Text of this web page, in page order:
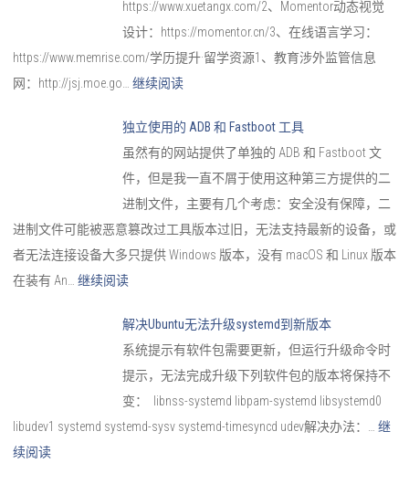
https://www.xuetangx.com/2、Momentor动态视觉
设计：https://momentor.cn/3、在线语言学习：
https://www.memrise.com/学历提升·留学资源1、教育涉外监管信息
网：http://jsj.moe.go… 继续阅读
独立使用的 ADB 和 Fastboot 工具
虽然有的网站提供了单独的 ADB 和 Fastboot 文
件，但是我一直不屑于使用这种第三方提供的二
进制文件，主要有几个考虑：安全没有保障，二
进制文件可能被恶意篡改过工具版本过旧，无法支持最新的设备，或
者无法连接设备大多只提供 Windows 版本，没有 macOS 和 Linux 版本
在装有 An… 继续阅读
解决Ubuntu无法升级systemd到新版本
系统提示有软件包需要更新，但运行升级命令时
提示，无法完成升级下列软件包的版本将保持不
变： libnss-systemd libpam-systemd libsystemd0
libudev1 systemd systemd-sysv systemd-timesyncd udev解决办法：… 继
续阅读